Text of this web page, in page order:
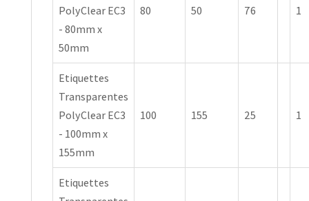
PolyClear EC3
- 80mm x
50mm
80 50 76 1
Etiquettes
Transparentes
PolyClear EC3
- 100mm x
155mm
100 155 25 1
Etiquettes